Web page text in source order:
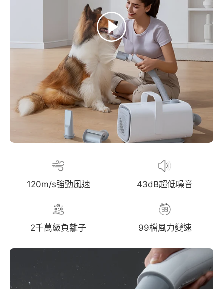
120m/s強勁風速 43dB超低噪音
2千萬級負離子 99檔風力變速